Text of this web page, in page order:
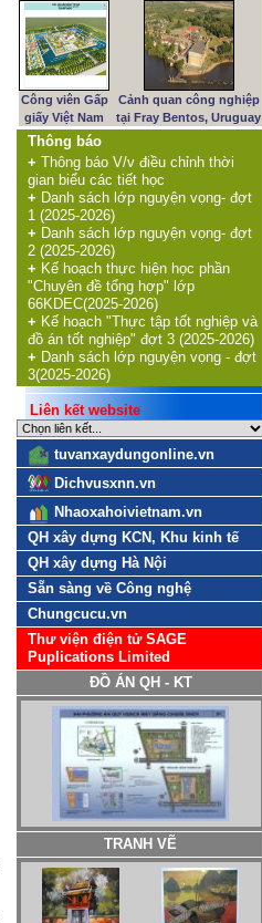
Công viên Gấp
giấy Việt Nam
Cảnh quan công nghiệp
tại Fray Bentos, Uruguay
Thông báo
+ Thông báo V/v điều chỉnh thời
gian biểu các tiết học
+ Danh sách lớp nguyện vọng- đợt
1 (2025-2026)
+ Danh sách lớp nguyện vọng- đợt
2 (2025-2026)
+ Kế hoạch thực hiện học phần
"Chuyên đề tổng hợp" lớp
66KDEC(2025-2026)
+ Kế hoạch "Thực tập tốt nghiệp và
đồ án tốt nghiệp" đợt 3 (2025-2026)
+ Danh sách lớp nguyện vọng - đợt
3(2025-2026)
Liên kết website
tuvanxaydungonline.vn
Dichvusxnn.vn
Nhaoxahoivietnam.vn
QH xây dựng KCN, Khu kinh tế
QH xây dựng Hà Nội
Sẵn sàng về Công nghệ
Chungcucu.vn
Thư viện điện tử SAGE
Puplications Limited
ĐỒ ÁN QH - KT
TRANH VẼ